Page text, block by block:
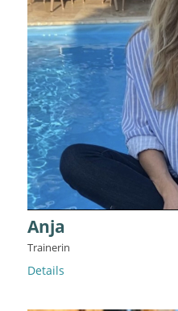
Anja
Trainerin
Details